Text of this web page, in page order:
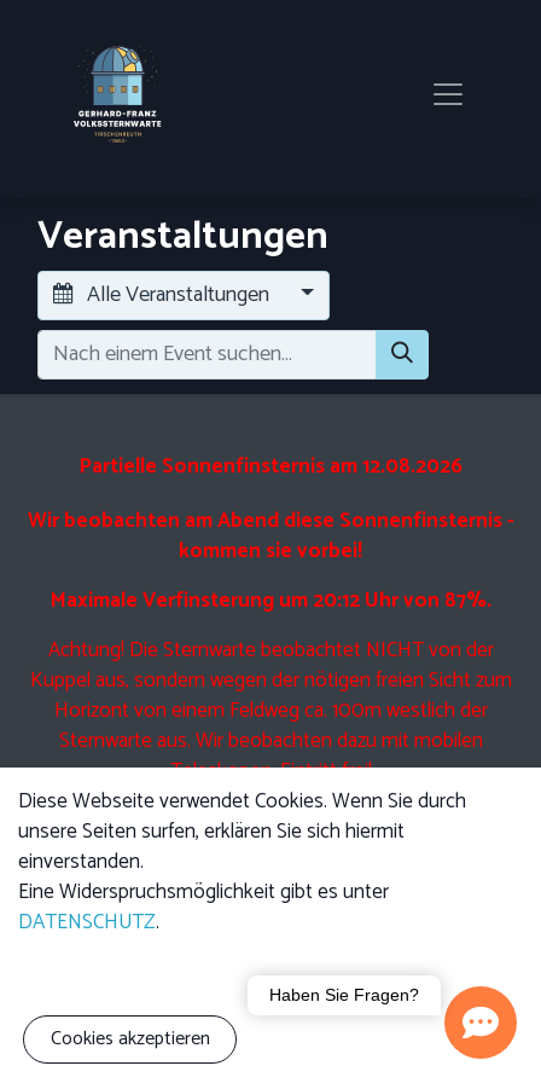
Veranstaltungen
Alle Veranstaltungen
Partielle Sonnenfinsternis am 12.08.2026
Wir beobachten am Abend diese Sonnenfinsternis -
kommen sie vorbei!
Maximale Verfinsterung um 20:12 Uhr von 87%.
Achtung! Die Sternwarte beobachtet NICHT von der
Kuppel aus, sondern wegen der nötigen freien Sicht zum
Horizont von einem Feldweg ca. 100m westlich der
Sternwarte aus. Wir beobachten dazu mit mobilen
Teleskopen. Eintritt frei!
Eine Führung am Freitag beinhaltet Anfangs den jeweils
angekündigten Vortrag, im Anschluss führen wir Sie durch
die Kuppel und zeigen Ihnen die Technik der Teleskope.
Anschließend bei klarem Himmel Beobachtung mit den
Teleskopen.
Bitte beachten sie, dass auch UNSER Teleskop nicht durch
Diese Webseite verwendet Cookies. Wenn Sie durch
unsere Seiten surfen, erklären Sie sich hiermit
einverstanden.
Eine Widerspruchsmöglichkeit gibt es unter
DATENSCHUTZ.
Cookies akzeptieren
Haben Sie Fragen?